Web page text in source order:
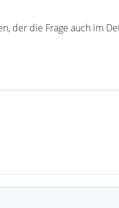
der die Frage auch im